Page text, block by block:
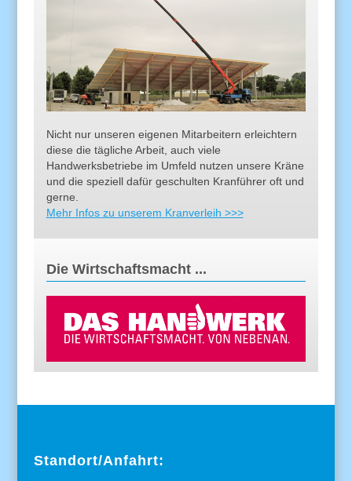
Nicht nur unseren eigenen Mitarbeitern erleichtern
diese die tägliche Arbeit, auch viele
Handwerksbetriebe im Umfeld nutzen unsere Kräne
und die speziell dafür geschulten Kranführer oft und
gerne.
Mehr Infos zu unserem Kranverleih >>>
Die Wirtschaftsmacht ...
Standort/Anfahrt: